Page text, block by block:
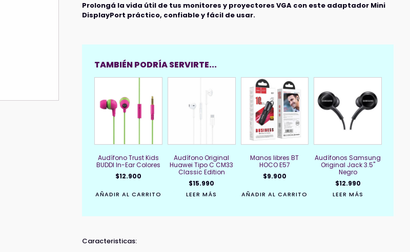
Prolongá la vida útil de tus monitores y proyectores VGA con este adaptador Mini
DisplayPort práctico, confiable y fácil de usar.
TAMBIÉN PODRÍA SERVIRTE...
Audífono Trust Kids
BUDDI In-Ear Colores
$12.900
AÑADIR AL CARRITO
Audífono Original
Huawei Tipo C CM33
Classic Edition
$15.990
LEER MÁS
Manos libres BT
HOCO E57
$9.900
AÑADIR AL CARRITO
Audífonos Samsung
Original Jack 3.5"
Negro
$12.990
LEER MÁS
Caracteristicas: